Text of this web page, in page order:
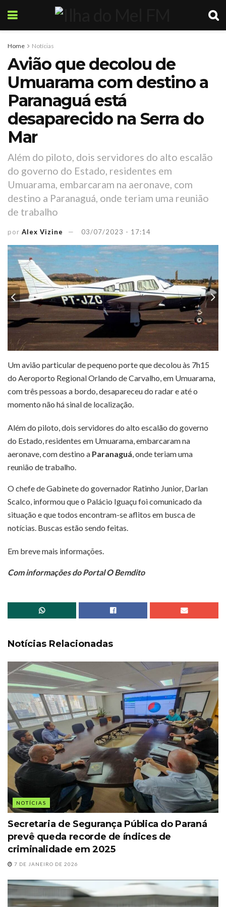
Home Notícias
Avião que decolou de
Umuarama com destino a
Paranaguá está
desaparecido na Serra do
Mar
Além do piloto, dois servidores do alto escalão
do governo do Estado, residentes em
Umuarama, embarcaram na aeronave, com
destino a Paranaguá, onde teriam uma reunião
de trabalho
por Alex Vizine 03/07/2023 - 17:14
Um avião particular de pequeno porte que decolou às 7h15
do Aeroporto Regional Orlando de Carvalho, em Umuarama,
com três pessoas a bordo, desapareceu do radar e até o
momento não há sinal de localização.
Além do piloto, dois servidores do alto escalão do governo
do Estado, residentes em Umuarama, embarcaram na
aeronave, com destino a Paranaguá , onde teriam uma
reunião de trabalho.
O chefe de Gabinete do governador Ratinho Junior, Darlan
Scalco, informou que o Palácio Iguaçu foi comunicado da
situação e que todos encontram-se aflitos em busca de
notícias. Buscas estão sendo feitas.
Em breve mais informações.
Com informações do Portal O Bemdito
Notícias Relacionadas
NOTÍCIAS
Secretaria de Segurança Pública do Paraná
prevê queda recorde de índices de
criminalidade em 2025
7 DE JANEIRO DE 2026